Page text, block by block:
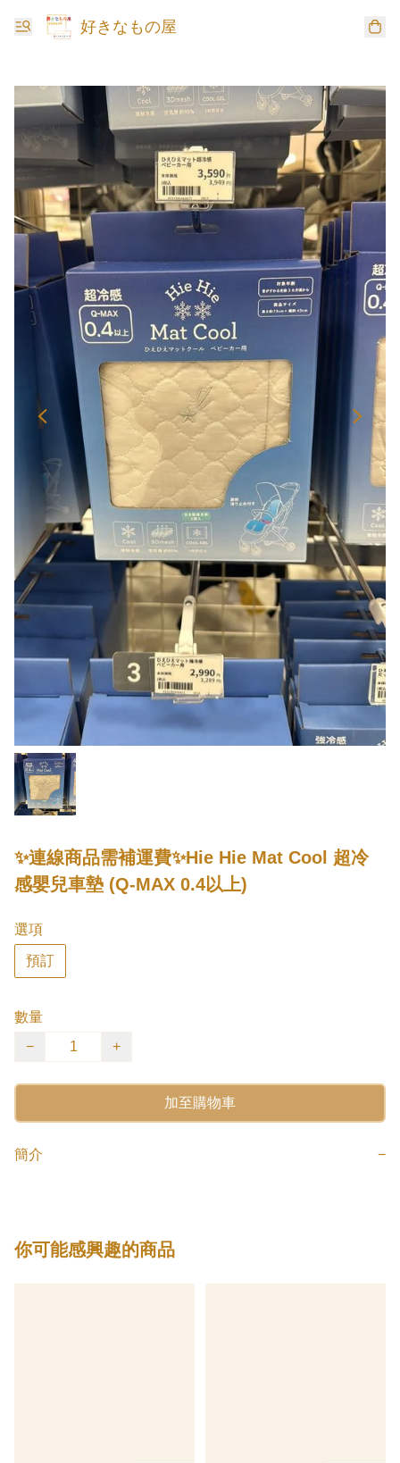
好きなもの屋
✨連線商品需補運費✨Hie Hie Mat Cool 超冷
感嬰兒車墊 (Q-MAX 0.4以上)
選項
預訂
數量
−
+
加至購物車
簡介 −
你可能感興趣的商品